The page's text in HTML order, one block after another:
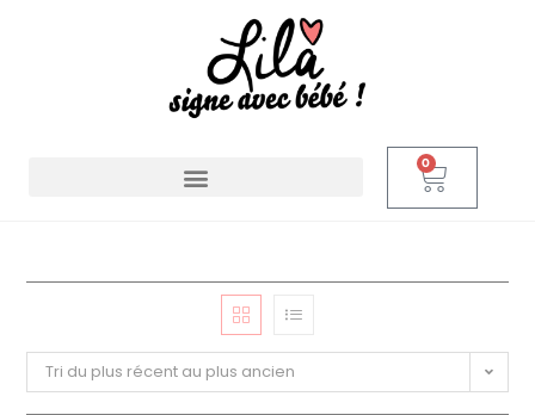
0
Tri du plus récent au plus ancien